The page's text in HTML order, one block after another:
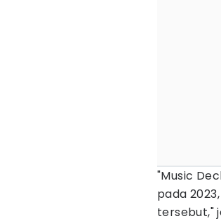
"Music
pada
tersebut,"